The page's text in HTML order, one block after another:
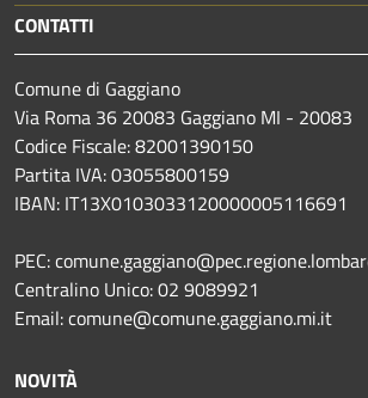
CONTATTI
Comune di Gaggiano
Via Roma 36 20083 Gaggiano MI - 20083
Codice Fiscale: 82001390150
Partita IVA: 03055800159
IBAN: IT13X0103033120000005116691
PEC:
Centralino Unico: 02 9089921
Email: comune@comune.gaggiano.mi.it
NOVITÀ